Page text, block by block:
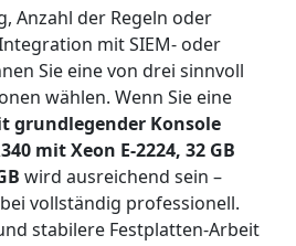
Anzahl der Regeln oder
mit SIEM- oder
Sie eine von drei sinnvoll
wählen. Wenn Sie eine
grundlegender Konsole
mit Xeon E-2224, 32 GB
wird ausreichend sein –
vollständig professionell.
stabilere Festplatten-Arbeit